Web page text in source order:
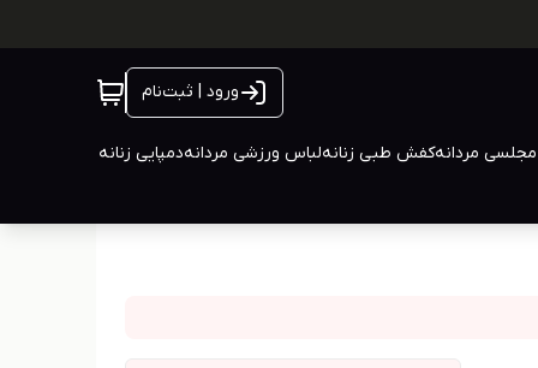
ورود | ثبت‌نام
مردانهکفش طبی زنانهلباس ورزشی مردانهدمپایی زنانه